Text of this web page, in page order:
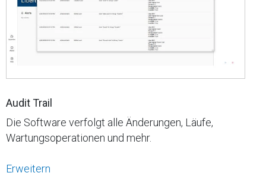
Audit Trail
Die Software verfolgt alle Änderungen, Läufe,
Wartungsoperationen und mehr.
Erweitern